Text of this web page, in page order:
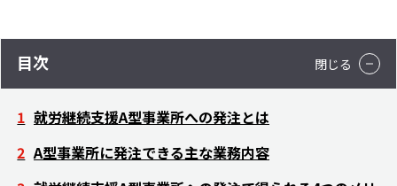
目次
就労継続支援A型事業所への発注とは
A型事業所に発注できる主な業務内容